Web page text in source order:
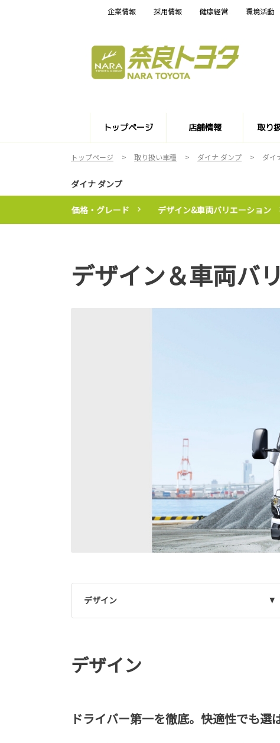
トップページ 店舗情報 取り
企業情報 採用情報 健康経営 環境活動
トップページ 取り扱い車種 ダイナ ダンプ ダイ
ダイナ ダンプ
価格・グレード デザイン&車両バリエーション
デザイン＆車両バ
デザイン
デザイン
ドライバー第一を徹底。快適性でも選